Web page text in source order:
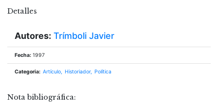
Detalles
Autores: Trímboli Javier
Fecha: 1997
Categoria: Artículo Historiador Política
Nota bibliográfica: